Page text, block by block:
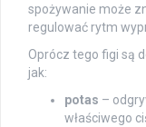
spożywanie może
regulować rytm
Oprócz tego figi są
jak:
potas –
właściwego